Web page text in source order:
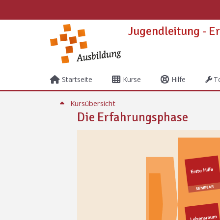
Jugendleitung -
Startseite Kurse Hilfe
Abschnitt: Lebensraum
Kursübersicht
Die Erfahrungsphase